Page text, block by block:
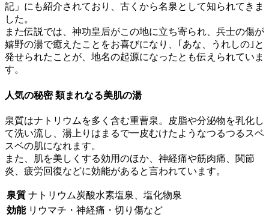
記」にも紹介されており、古くから名泉として知られてきま
した。
また伝説では、神功皇后がこの地に立ち寄られ、兵士の傷が
嬉野の湯で癒えたことをお喜びになり、｢あな、うれしの｣と
発せられたことが、地名の起源になったとも伝えられていま
す。
人気の秘密類まれなる美肌の湯
泉質はナトリウムを多く含む重曹泉。皮脂や分泌物を乳化し
て洗い流し、湯上りはまるで一皮むけたようなつるつるスベ
スベの肌になれます。
また、肌を美しくする効用のほか、神経痛や筋肉痛、関節
炎、疲労回復などに効能があると言われています。
泉質 ナトリウム炭酸水素塩泉、塩化物泉
効能 リウマチ・神経痛・切り傷など